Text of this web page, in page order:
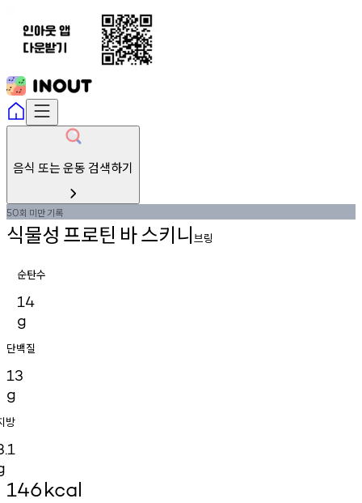
음식 또는 운동 검색하기
50회 미만기록
식물성 프로틴 바스키니브링
순탄수
14
g
단백질
13
g
방
146kcal